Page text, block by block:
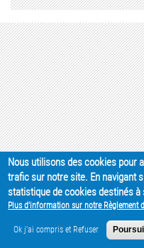
Nous utilisons des cookies pour
trafic sur notre site. En navigant
statistique de cookies destinés
Plus d'information sur notre Règlement
Ok j'ai compris et Refuser